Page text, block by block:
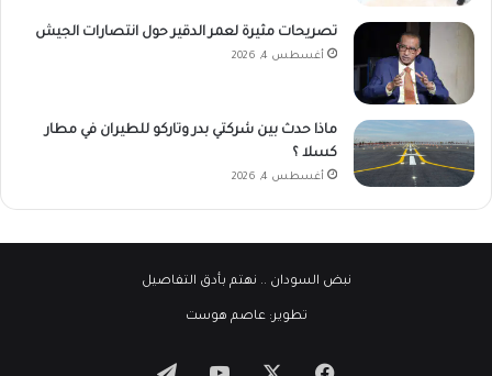
تصريحات مثيرة لعمر الدقير حول انتصارات الجيش
أغسطس 4, 2026
ماذا حدث بين شركتي بدر وتاركو للطيران في مطار
كسلا ؟
أغسطس 4, 2026
نبض السودان .. نهتم بأدق التفاصيل
تطوير:عاصم هوست
فيسبوك ‫YouTubeتيلقرام